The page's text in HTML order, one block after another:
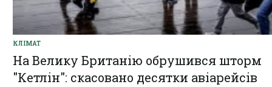
КЛІМАТ
На Велику Британію обрушився шторм
"Кетлін": скасовано десятки авіарейсів